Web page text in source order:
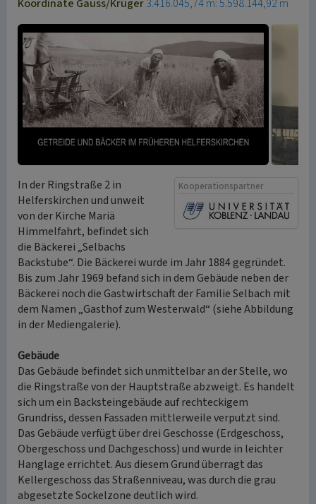
Koordinate Gauss/Krüger3.416.045,74 m: 5.598.144,92 m
Kooperationspartner
In der Ringstraße 2 in
Helferskirchen und unweit
von der Kirche Mariä
Himmelfahrt, befindet sich
die Bäckerei „Selbachs
Backstube“. Die Bäckerei wurde im Jahr 1884 gegründet.
Bis zum Jahr 1969 befand sich in dem Gebäude neben der
Bäckerei noch die Gastwirtschaft der Familie Selbach mit
dem Namen „Gasthof zum Westerwald“ (siehe Abbildung
in der Mediengalerie).
Gebäude
Das Gebäude befindet sich unmittelbar an der Stelle, wo
die Ringstraße von der Hauptstraße abzweigt. Es handelt
sich um ein Backsteingebäude auf rechteckigem
Grundriss, dessen Fassaden mittlerweile verputzt sind.
Das Gebäude verfügt über drei Geschosse (Erdgeschoss,
Obergeschoss und Dachgeschoss) und wurde in leichter
Hanglage errichtet. Aus diesem Grund überragt das
Kellergeschoss das Straßenniveau, was durch die grau
abgesetzte Sockelzone deutlich wird.